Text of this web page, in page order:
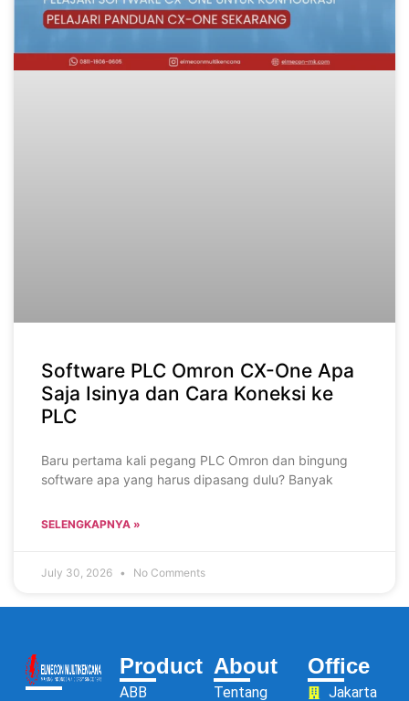
Software PLC Omron CX-One Apa
Saja Isinya dan Cara Koneksi ke
PLC
Baru pertama kali pegang PLC Omron dan bingung
software apa yang harus dipasang dulu? Banyak
SELENGKAPNYA »
July 30, 2026 No Comments
Product
ABB
About
Tentang
Office
Jakarta